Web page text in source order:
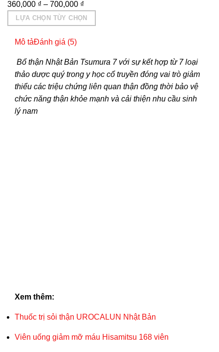
360,000 ₫ – 700,000 ₫
LỰA CHỌN TÙY CHỌN
phẩm
Các
Mô tảĐánh giá (5)
Bổ thận Nhật Bản Tsumura 7 với sự kết hợp từ 7 loại
thảo dược quý trong y học cổ truyền đóng vai trò giảm
thiểu các triệu chứng liên quan thận đồng thời bảo vệ
chức năng thận khỏe mạnh và cải thiện nhu cầu sinh
lý nam
Xem thêm:
Thuốc trị sỏi thận UROCALUN Nhật Bản
Viên uống giảm mỡ máu Hisamitsu 168 viên